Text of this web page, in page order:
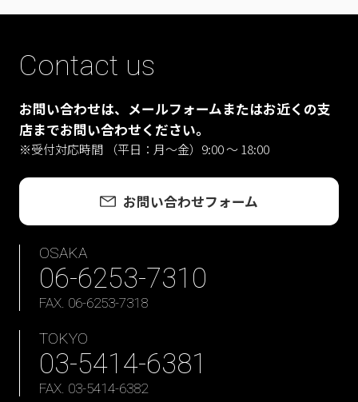
Contact us
お問い合わせは、メールフォームまたはお近くの支
店までお問い合わせください。
※受付対応時間 （平日：月〜金）9:00 ～ 18:00
お問い合わせフォーム
OSAKA
06-6253-7310
FAX. 06-6253-7318
TOKYO
03-5414-6381
FAX. 03-5414-6382